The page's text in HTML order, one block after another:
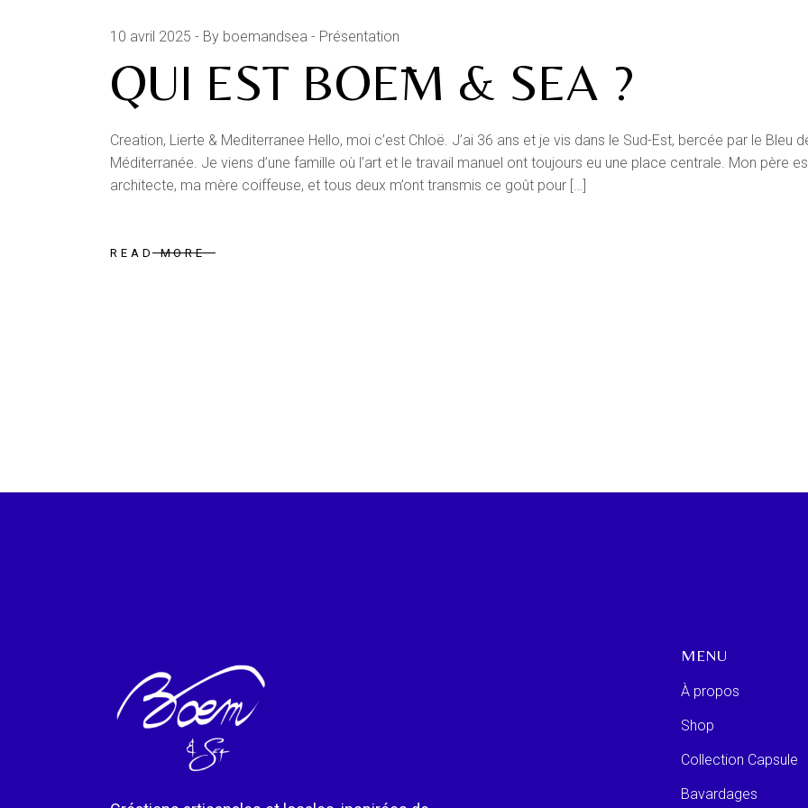
10 avril 2025 By boemandsea Présentation
QUI EST BOĒM & SEA ?
Creation, Lierte & Mediterranee Hello, moi c’est Chloë. J’ai 36 ans et je vis dans le Sud-Est, bercée par le Bleu
Méditerranée. Je viens d’une famille où l’art et le travail manuel ont toujours eu une place centrale. Mon père
architecte, ma mère coiffeuse, et tous deux m’ont transmis ce goût pour […]
READ MORE
MENU
À propos
Shop
Collection Capsule
Bavardages